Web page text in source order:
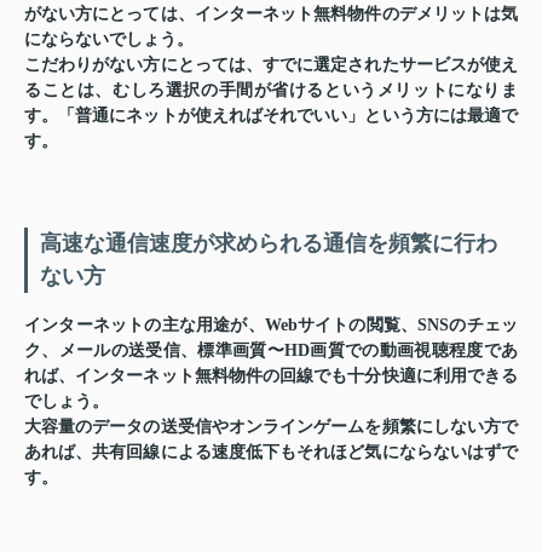
がない方にとっては、インターネット無料物件のデメリットは気
にならないでしょう。
こだわりがない方にとっては、すでに選定されたサービスが使え
ることは、むしろ選択の手間が省けるというメリットになりま
す。「普通にネットが使えればそれでいい」という方には最適で
す。
高速な通信速度が求められる通信を頻繁に行わ
ない方
インターネットの主な用途が、Webサイトの閲覧、SNSのチェッ
ク、メールの送受信、標準画質〜HD画質での動画視聴程度であ
れば、インターネット無料物件の回線でも十分快適に利用できる
でしょう。
大容量のデータの送受信やオンラインゲームを頻繁にしない方で
あれば、共有回線による速度低下もそれほど気にならないはずで
す。